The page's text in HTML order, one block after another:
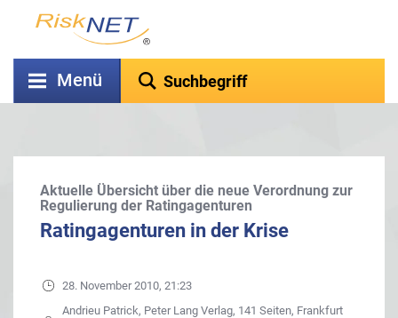
Menü
Aktuelle Übersicht über die neue Verordnung zur
Regulierung der Ratingagenturen
Ratingagenturen in der Krise
28. November 2010, 21:23
Andrieu Patrick, Peter Lang Verlag, 141 Seiten, Frankfurt